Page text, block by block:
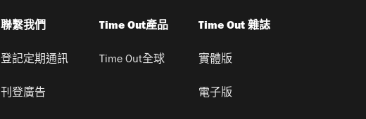
聯繫我們
登記定期通訊
刊登廣告
Time Out產品
Time Out全球
Time Out 雜誌
實體版
電子版